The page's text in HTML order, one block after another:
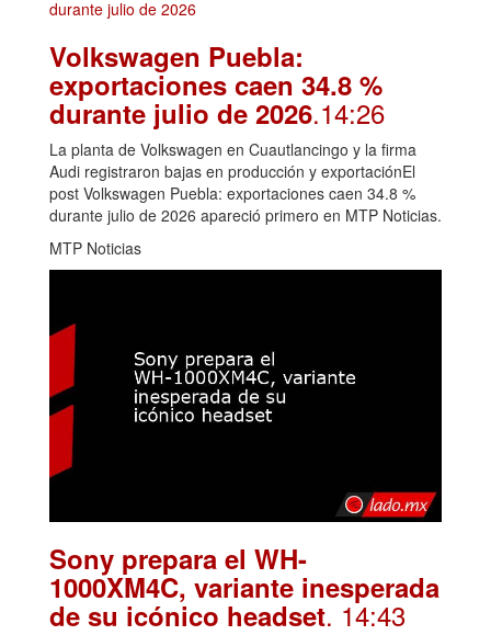
Volkswagen Puebla:
exportaciones caen 34.8 %
durante julio de 2026.14:26
La planta de Volkswagen en Cuautlancingo y la firma
Audi registraron bajas en producción y exportaciónEl
post Volkswagen Puebla: exportaciones caen 34.8 %
durante julio de 2026 apareció primero en MTP Noticias.
MTP Noticias
Sony prepara el WH-
1000XM4C, variante inesperada
de su icónico headset. 14:43